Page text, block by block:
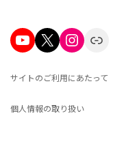
YouTube
X Instagram
Link
サイトのご利用にあたって
個人情報の取り扱い